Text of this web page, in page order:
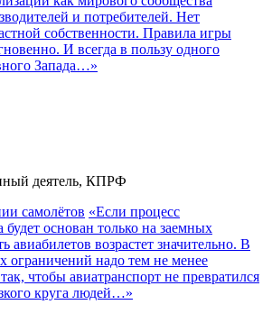
и потребителей. Нет
собственности. Правила игры
И всегда в пользу одного
Запада…»
деятель, КПРФ
самолётов «Если процесс
основан только на заемных
авиабилетов возрастет значительно. В
ограничений надо тем не менее
так, чтобы авиатранспорт не превратился
круга людей…»